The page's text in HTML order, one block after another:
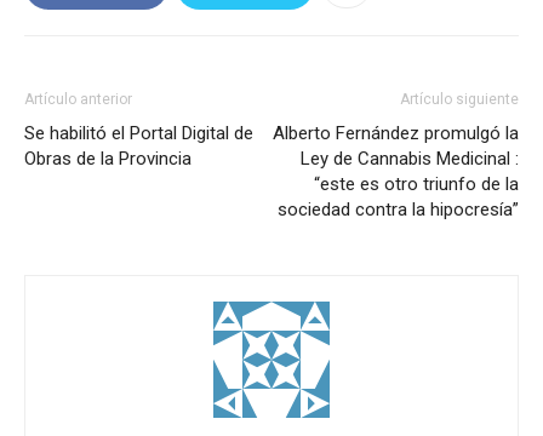
Artículo anterior
Se habilitó el Portal Digital de
Obras de la Provincia
Artículo siguiente
Alberto Fernández promulgó la
Ley de Cannabis Medicinal :
“este es otro triunfo de la
sociedad contra la hipocresía”